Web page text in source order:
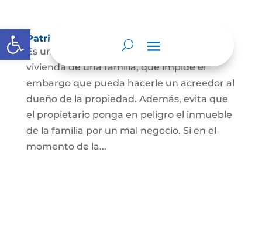
Abrir barra de herramientas
Patrimonio de familia inembargable
Es una clase especial de protección de la
vivienda de una familia, que impide el
embargo que pueda hacerle un acreedor al
dueño de la propiedad. Además, evita que
el propietario ponga en peligro el inmueble
de la familia por un mal negocio. Si en el
momento de la...